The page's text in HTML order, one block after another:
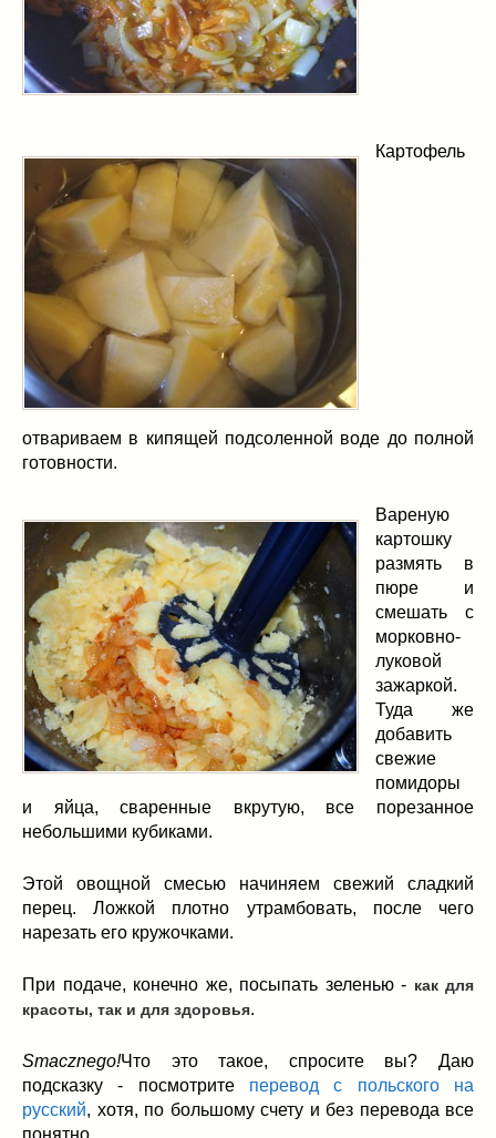
Картофель
отвариваем в кипящей подсоленной воде до полной
готовности.
Вареную
картошку
размять в
пюре и
смешать с
морковно-
луковой
зажаркой.
Туда же
добавить
свежие
помидоры
и яйца, сваренные вкрутую, все порезанное
небольшими кубиками.
Этой овощной смесью начиняем свежий сладкий
перец. Ложкой плотно утрамбовать, после чего
нарезать его кружочками.
При подаче, конечно же, посыпать зеленью - как для
красоты, так и для здоровья.
Smacznego!Что это такое, спросите вы? Даю
подсказку - посмотрите перевод с польского на
русский, хотя, по большому счету и без перевода все
понятно.